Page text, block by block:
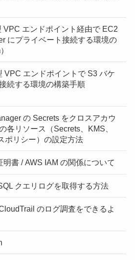
VPC エンドポイント経由で EC2
にプライベート接続する環境の
VPC エンドポイントで S3 バケ
続する環境の構築手順
の Secrets をクロスアカウ
各リソース（Secrets、KMS、
ポリシー）の設定方法
明書 / AWS IAM の関係について
クエリログを取得する方法
のログ調査をできるよ